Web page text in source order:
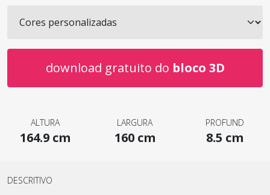
download gratuito do bloco 3D
ALTURA
164.9 cm
LARGURA
160 cm
PROFUND
8.5 cm
DESCRITIVO